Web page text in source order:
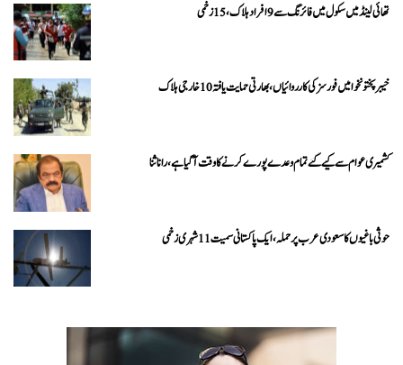
تھائی لینڈ میں سکول میں فائرنگ سے 9 افراد ہلاک، 15 زخمی
خیبرپختونخوا میں فورسز کی کارروائیاں، بھارتی حمایت یافتہ 10 خارجی ہلاک
کشمیری عوام سے کیے گئے تمام وعدے پورے کرنے کا وقت آ گیا ہے، رانا ثنا
حوثی باغیوں کا سعودی عرب پر حملہ، ایک پاکستانی سمیت 11 شہری زخمی